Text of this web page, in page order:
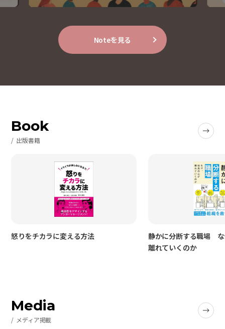
Noteを見る
④
Book
出版書籍
怒りをチカラに変える方法
静かに分断する職場
離れていくのか
Media
メディア掲載